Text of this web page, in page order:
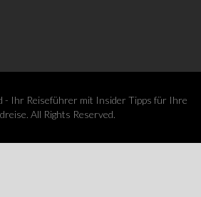
- Ihr Reiseführer mit Insider Tipps für Ihre
All Rights Reserved.